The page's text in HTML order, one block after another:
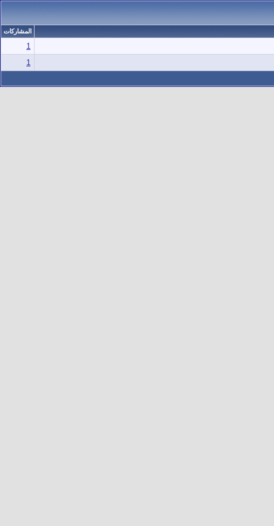
المشاركات
1
1